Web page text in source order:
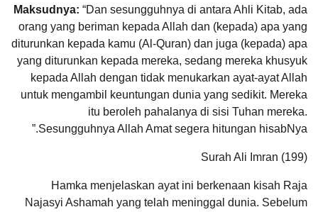
Maksudnya: “Dan sesungguhnya di antara Ahli Kitab, ada
orang yang beriman kepada Allah dan (kepada) apa yang
diturunkan kepada kamu (Al-Quran) dan juga (kepada) apa
yang diturunkan kepada mereka, sedang mereka khusyuk
kepada Allah dengan tidak menukarkan ayat-ayat Allah
untuk mengambil keuntungan dunia yang sedikit. Mereka
itu beroleh pahalanya di sisi Tuhan mereka.
Sesungguhnya Allah Amat segera hitungan hisabNya.”
Surah Ali Imran (199)
Hamka menjelaskan ayat ini berkenaan kisah Raja
Najasyi Ashamah yang telah meninggal dunia. Sebelum